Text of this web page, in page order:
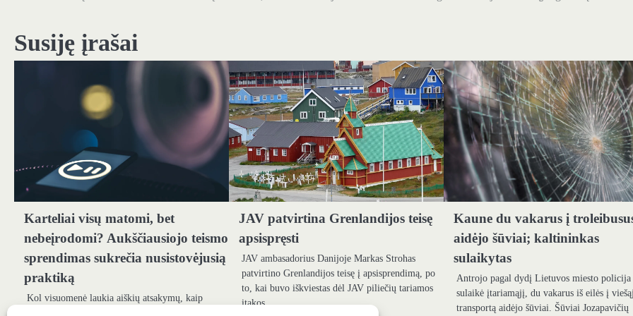
įrašų
Susiję įrašai
Karteliai visų matomi, bet
nebeįrodomi? Aukščiausiojo teismo
sprendimas sukrečia nusistovėjusią
praktiką
Kol visuomenė laukia aiškių atsakymų, kaip
JAV patvirtina Grenlandijos teisę
apsispręsti
JAV ambasadorius Danijoje Markas Strohas
patvirtino Grenlandijos teisę į apsisprendimą, po
to, kai buvo iškviestas dėl JAV piliečių tariamos
įtakos…
Kaune du vakarus į
aidėjo šūviai; kaltininkas
sulaikytas
Antrojo pagal dydį Lietuvos miesto policija
sulaikė įtariamąjį, du vakarus iš eilės į
transportą aidėjo šūviai. Šūviai Jozapavičių